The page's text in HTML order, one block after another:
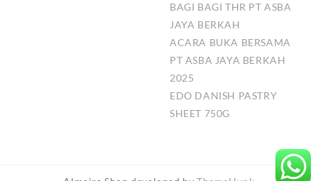
BAGI BAGI THR PT ASBA
JAYA BERKAH
ACARA BUKA BERSAMA
PT ASBA JAYA BERKAH
2025
EDO DANISH PASTRY
SHEET 750G